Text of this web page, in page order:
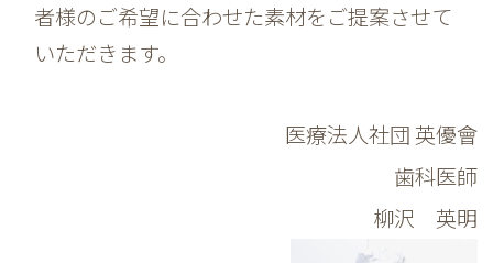
者様のご希望に合わせた素材をご提案させて
いただきます。
医療法人社団 英優會
歯科医師
柳沢 英明